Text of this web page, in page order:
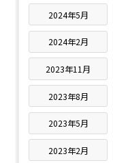
2024年5月
2024年2月
2023年11月
2023年8月
2023年5月
2023年2月